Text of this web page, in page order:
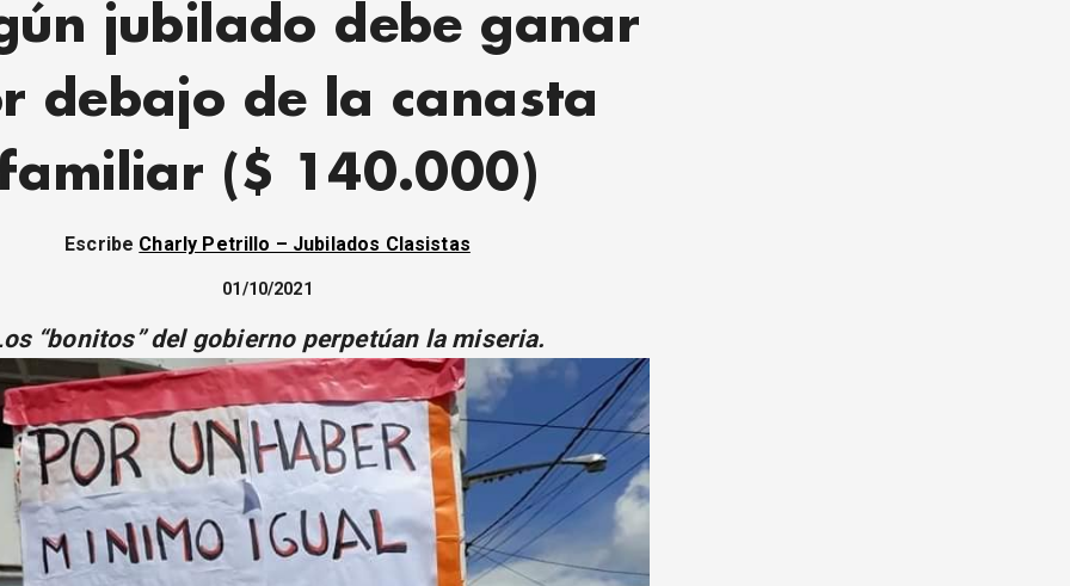
jubilado debe ganar
debajo de la canasta
($ 140.000)
Escribe Charly Petrillo – Jubilados Clasistas
01/10/2021
“bonitos” del gobierno perpetúan la miseria.